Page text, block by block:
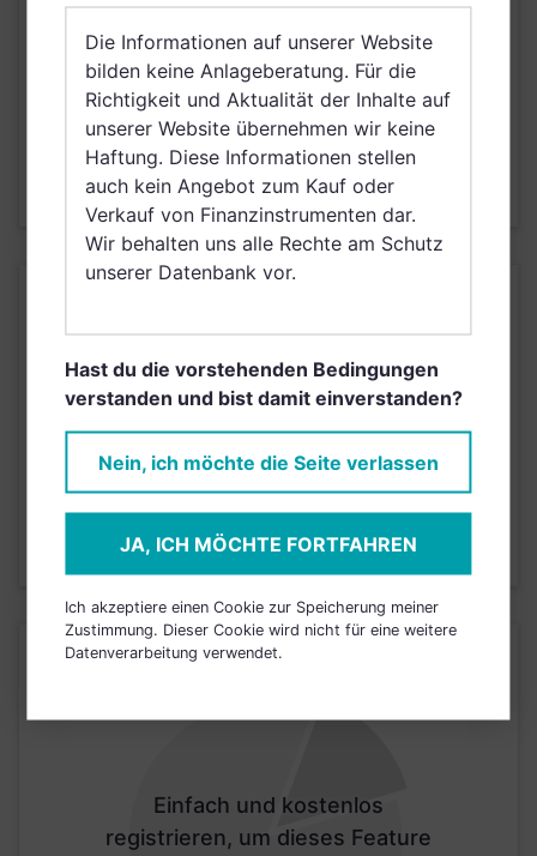
ERTRAGSTYP thesaurierend
WÄHRUNG EUR
VERTRIEBSZULASSUNG Österreich
AUSGABEAUFSCHLAG 3,00%
MAX. LAUFENDE
KOSTEN
1,50%
Einfach und kostenlos
registrieren, um dieses Feature
freizuschalten.
BRANCHEN
Einfach und kostenlos
registrieren, um dieses Feature
Die Informationen auf unserer Website
bilden keine Anlageberatung. Für die
Richtigkeit und Aktualität der Inhalte auf
unserer Website übernehmen wir keine
Haftung. Diese Informationen stellen
auch kein Angebot zum Kauf oder
Verkauf von Finanzinstrumenten dar.
Wir behalten uns alle Rechte am Schutz
unserer Datenbank vor.
Hast du die vorstehenden Bedingungen
verstanden und bist damit einverstanden?
Nein, ich möchte die Seite verlassen
JA, ICH MÖCHTE FORTFAHREN
Ich akzeptiere einen Cookie zur Speicherung meiner
Zustimmung. Dieser Cookie wird nicht für eine weitere
Datenverarbeitung verwendet.